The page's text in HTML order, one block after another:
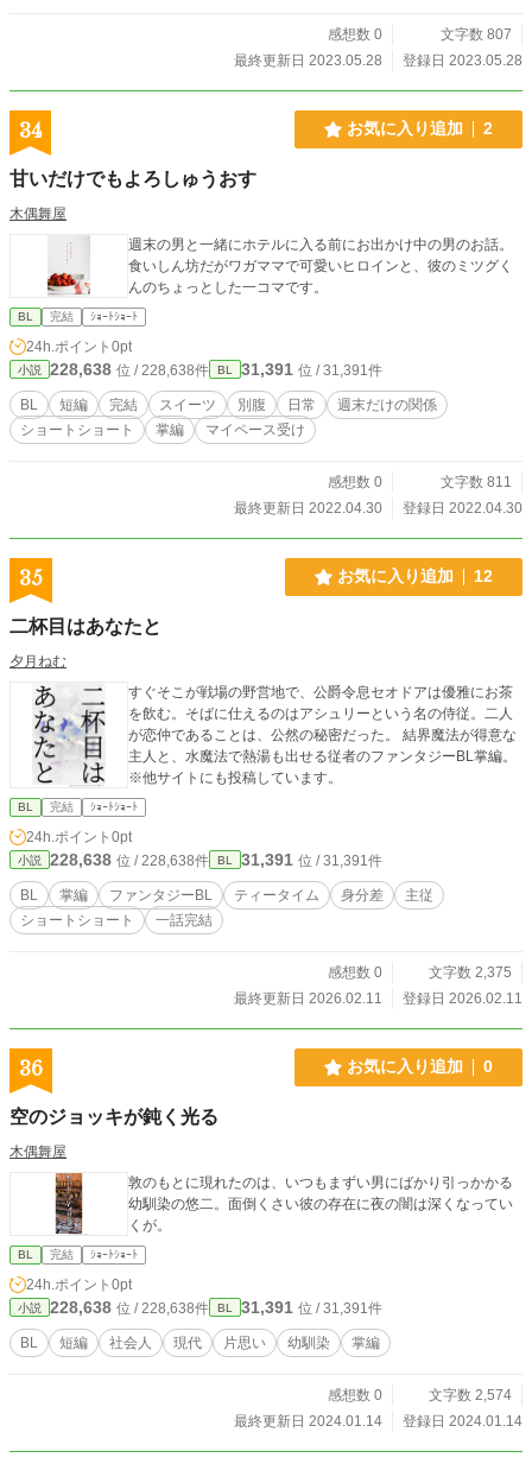
感想数 0
文字数 807
最終更新日 2023.05.28
登録日 2023.05.28
34 お気に入り追加 2
甘いだけでもよろしゅうおす
木偶舞屋
週末の男と一緒にホテルに入る前にお出かけ中の男のお話。
食いしん坊だがワガママで可愛いヒロインと、彼のミツグく
んのちょっとした一コマです。
BL 完結 ｼｮｰﾄｼｮｰﾄ
24h.ポイント 0pt
小説 228,638 位 / 228,638件 BL 31,391 位 / 31,391件
BL 短編 完結 スイーツ 別腹 日常
週末だけの関係
ショートショート
掌編 マイペース受け
感想数 0
文字数 811
最終更新日 2022.04.30
登録日 2022.04.30
35 お気に入り追加 12
二杯目はあなたと
夕月ねむ
すぐそこが戦場の野営地で、公爵令息セオドアは優雅にお茶
を飲む。そばに仕えるのはアシュリーという名の侍従。二人
が恋仲であることは、公然の秘密だった。 結界魔法が得意な
主人と、水魔法で熱湯も出せる従者のファンタジーBL掌編。
※他サイトにも投稿しています。
BL 完結 ｼｮｰﾄｼｮｰﾄ
24h.ポイント 0pt
小説 228,638 位 / 228,638件 BL 31,391 位 / 31,391件
BL 掌編 ファンタジーBL ティータイム 身分差
主従
ショートショート
一話完結
感想数 0
文字数 2,375
最終更新日 2026.02.11
登録日 2026.02.11
36 お気に入り追加 0
空のジョッキが鈍く光る
木偶舞屋
敦のもとに現れたのは、いつもまずい男にばかり引っかかる
幼馴染の悠二。面倒くさい彼の存在に夜の闇は深くなってい
くが。
BL 完結 ｼｮｰﾄｼｮｰﾄ
24h.ポイント 0pt
小説 228,638 位 / 228,638件 BL 31,391 位 / 31,391件
BL 短編 社会人 現代 片思い 幼馴染 掌編
感想数 0
文字数 2,574
最終更新日 2024.01.14
登録日 2024.01.14